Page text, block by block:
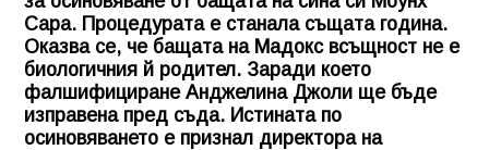
Сара. Процедурата е станала същата година.
Оказва се, че бащата на Мадокс всъщност не е
биологичния й родител. Заради което
фалшифициране Анджелина Джоли ще бъде
изправена пред съда. Истината по
осиновяването е признал директора на